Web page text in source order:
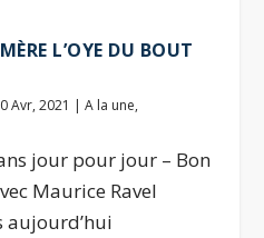
L’OYE DU BOUT
Avr, 2021 |A la une,
jour pour jour – Bon
Maurice Ravel
aujourd’hui